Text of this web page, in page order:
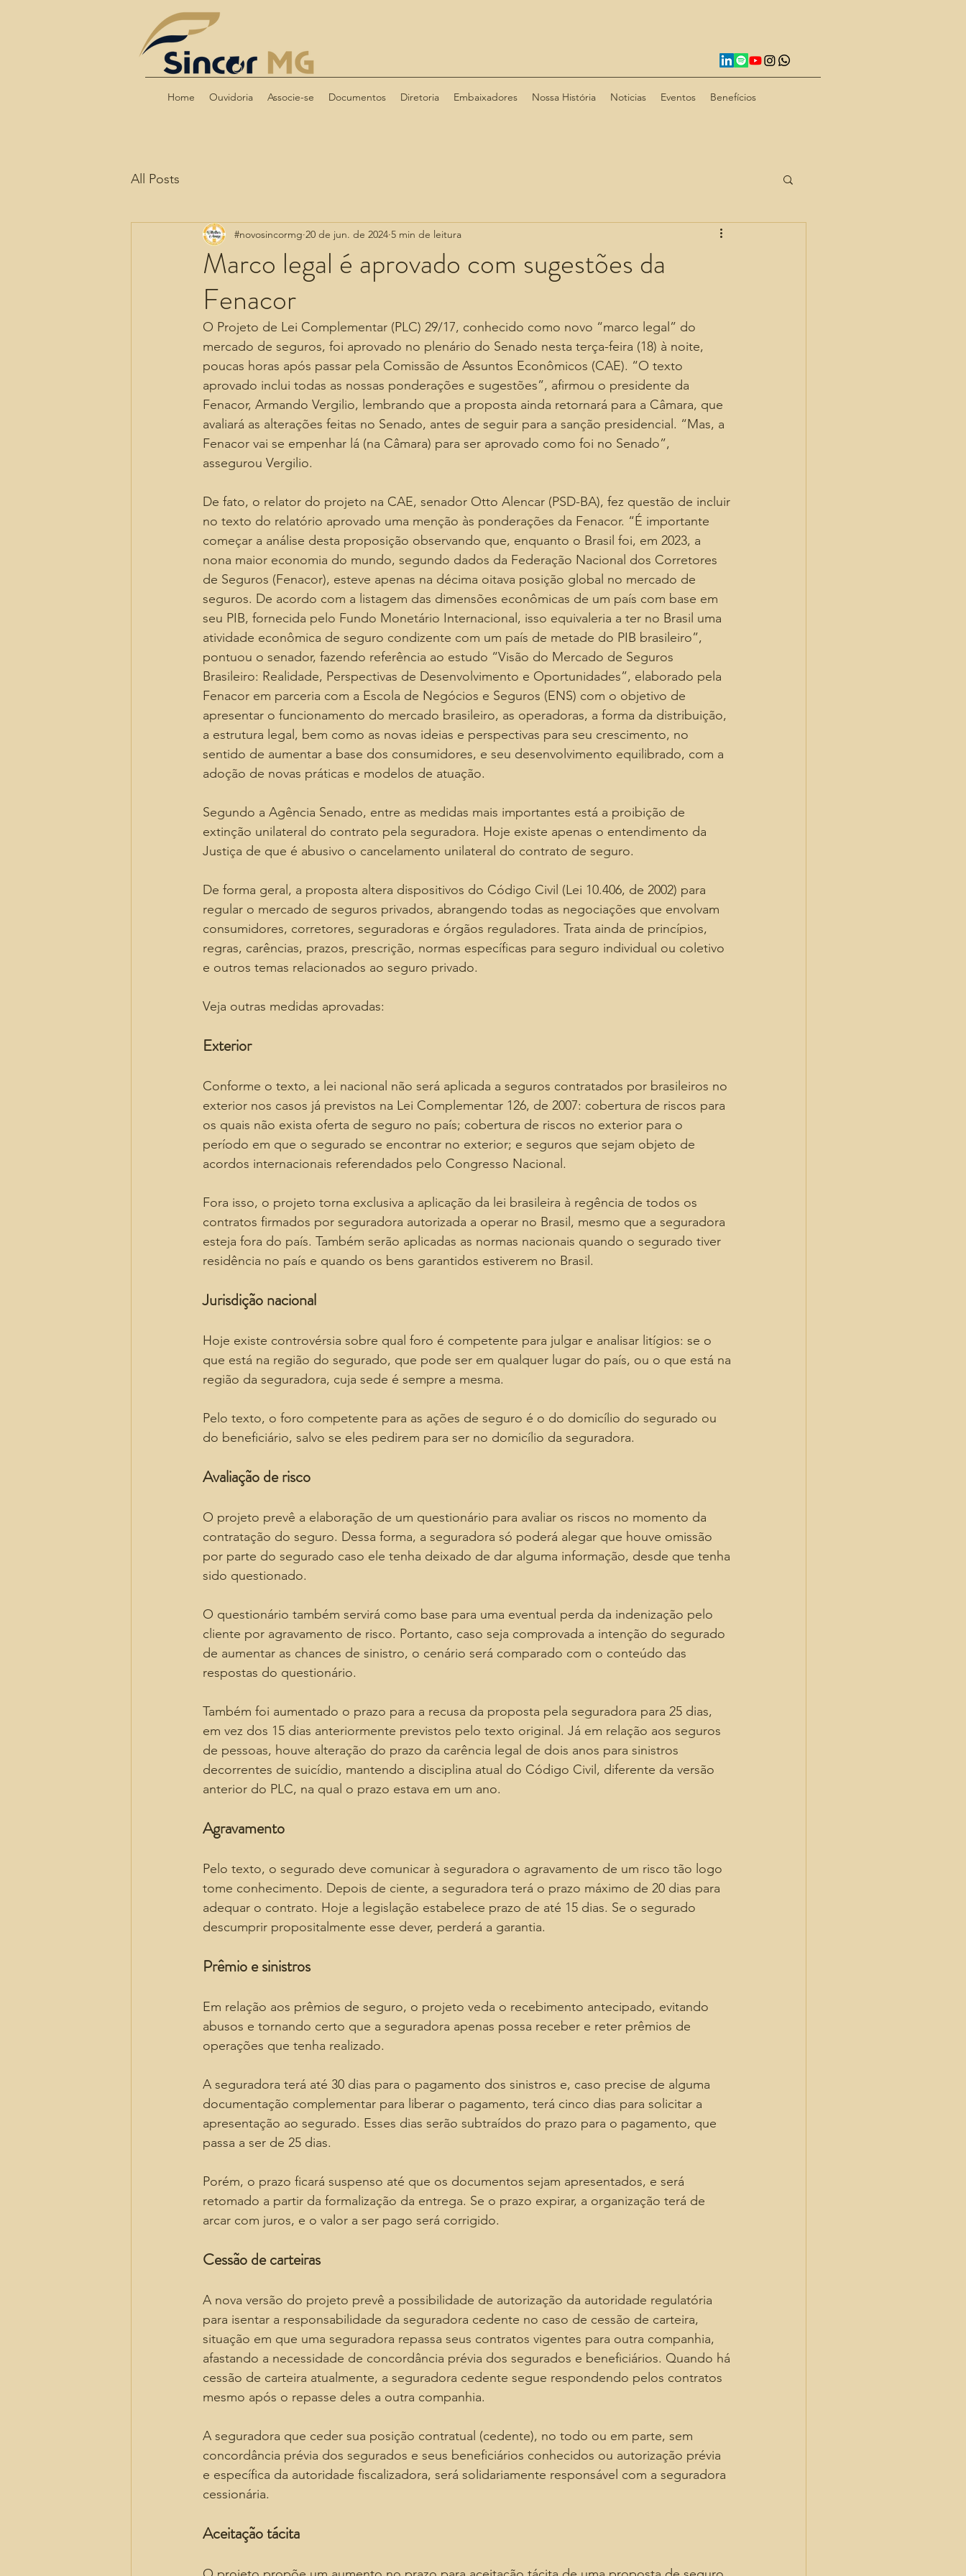
Home Ouvidoria Associe-se Documentos Diretoria Embaixadores Nossa História Noticias Eventos Benefícios
All Posts
Marco legal é aprovado com sugestões da
Fenacor
#novosincormg 20 de jun. de 2024 5 min de leitura
O Projeto de Lei Complementar (PLC) 29/17, conhecido como novo “marco legal” do
mercado de seguros, foi aprovado no plenário do Senado nesta terça-feira (18) à noite,
poucas horas após passar pela Comissão de Assuntos Econômicos (CAE). “O texto
aprovado inclui todas as nossas ponderações e sugestões”, afirmou o presidente da
Fenacor, Armando Vergilio, lembrando que a proposta ainda retornará para a Câmara, que
avaliará as alterações feitas no Senado, antes de seguir para a sanção presidencial. “Mas, a
Fenacor vai se empenhar lá (na Câmara) para ser aprovado como foi no Senado”,
assegurou Vergilio.
De fato, o relator do projeto na CAE, senador Otto Alencar (PSD-BA), fez questão de incluir
no texto do relatório aprovado uma menção às ponderações da Fenacor. “É importante
começar a análise desta proposição observando que, enquanto o Brasil foi, em 2023, a
nona maior economia do mundo, segundo dados da Federação Nacional dos Corretores
de Seguros (Fenacor), esteve apenas na décima oitava posição global no mercado de
seguros. De acordo com a listagem das dimensões econômicas de um país com base em
seu PIB, fornecida pelo Fundo Monetário Internacional, isso equivaleria a ter no Brasil uma
atividade econômica de seguro condizente com um país de metade do PIB brasileiro”,
pontuou o senador, fazendo referência ao estudo “Visão do Mercado de Seguros
Brasileiro: Realidade, Perspectivas de Desenvolvimento e Oportunidades”, elaborado pela
Fenacor em parceria com a Escola de Negócios e Seguros (ENS) com o objetivo de
apresentar o funcionamento do mercado brasileiro, as operadoras, a forma da distribuição,
a estrutura legal, bem como as novas ideias e perspectivas para seu crescimento, no
sentido de aumentar a base dos consumidores, e seu desenvolvimento equilibrado, com a
adoção de novas práticas e modelos de atuação.
Segundo a Agência Senado, entre as medidas mais importantes está a proibição de
extinção unilateral do contrato pela seguradora. Hoje existe apenas o entendimento da
Justiça de que é abusivo o cancelamento unilateral do contrato de seguro.
De forma geral, a proposta altera dispositivos do Código Civil (Lei 10.406, de 2002) para
regular o mercado de seguros privados, abrangendo todas as negociações que envolvam
consumidores, corretores, seguradoras e órgãos reguladores. Trata ainda de princípios,
regras, carências, prazos, prescrição, normas específicas para seguro individual ou coletivo
e outros temas relacionados ao seguro privado.
Veja outras medidas aprovadas:
Exterior
Conforme o texto, a lei nacional não será aplicada a seguros contratados por brasileiros no
exterior nos casos já previstos na Lei Complementar 126, de 2007: cobertura de riscos para
os quais não exista oferta de seguro no país; cobertura de riscos no exterior para o
período em que o segurado se encontrar no exterior; e seguros que sejam objeto de
acordos internacionais referendados pelo Congresso Nacional.
Fora isso, o projeto torna exclusiva a aplicação da lei brasileira à regência de todos os
contratos firmados por seguradora autorizada a operar no Brasil, mesmo que a seguradora
esteja fora do país. Também serão aplicadas as normas nacionais quando o segurado tiver
residência no país e quando os bens garantidos estiverem no Brasil.
Jurisdição nacional
Hoje existe controvérsia sobre qual foro é competente para julgar e analisar litígios: se o
que está na região do segurado, que pode ser em qualquer lugar do país, ou o que está na
região da seguradora, cuja sede é sempre a mesma.
Pelo texto, o foro competente para as ações de seguro é o do domicílio do segurado ou
do beneficiário, salvo se eles pedirem para ser no domicílio da seguradora.
Avaliação de risco
O projeto prevê a elaboração de um questionário para avaliar os riscos no momento da
contratação do seguro. Dessa forma, a seguradora só poderá alegar que houve omissão
por parte do segurado caso ele tenha deixado de dar alguma informação, desde que tenha
sido questionado.
O questionário também servirá como base para uma eventual perda da indenização pelo
cliente por agravamento de risco. Portanto, caso seja comprovada a intenção do segurado
de aumentar as chances de sinistro, o cenário será comparado com o conteúdo das
respostas do questionário.
Também foi aumentado o prazo para a recusa da proposta pela seguradora para 25 dias,
em vez dos 15 dias anteriormente previstos pelo texto original. Já em relação aos seguros
de pessoas, houve alteração do prazo da carência legal de dois anos para sinistros
decorrentes de suicídio, mantendo a disciplina atual do Código Civil, diferente da versão
anterior do PLC, na qual o prazo estava em um ano.
Agravamento
Pelo texto, o segurado deve comunicar à seguradora o agravamento de um risco tão logo
tome conhecimento. Depois de ciente, a seguradora terá o prazo máximo de 20 dias para
adequar o contrato. Hoje a legislação estabelece prazo de até 15 dias. Se o segurado
descumprir propositalmente esse dever, perderá a garantia.
Prêmio e sinistros
Em relação aos prêmios de seguro, o projeto veda o recebimento antecipado, evitando
abusos e tornando certo que a seguradora apenas possa receber e reter prêmios de
operações que tenha realizado.
A seguradora terá até 30 dias para o pagamento dos sinistros e, caso precise de alguma
documentação complementar para liberar o pagamento, terá cinco dias para solicitar a
apresentação ao segurado. Esses dias serão subtraídos do prazo para o pagamento, que
passa a ser de 25 dias.
Porém, o prazo ficará suspenso até que os documentos sejam apresentados, e será
retomado a partir da formalização da entrega. Se o prazo expirar, a organização terá de
arcar com juros, e o valor a ser pago será corrigido.
Cessão de carteiras
A nova versão do projeto prevê a possibilidade de autorização da autoridade regulatória
para isentar a responsabilidade da seguradora cedente no caso de cessão de carteira,
situação em que uma seguradora repassa seus contratos vigentes para outra companhia,
afastando a necessidade de concordância prévia dos segurados e beneficiários. Quando há
cessão de carteira atualmente, a seguradora cedente segue respondendo pelos contratos
mesmo após o repasse deles a outra companhia.
A seguradora que ceder sua posição contratual (cedente), no todo ou em parte, sem
concordância prévia dos segurados e seus beneficiários conhecidos ou autorização prévia
e específica da autoridade fiscalizadora, será solidariamente responsável com a seguradora
cessionária.
Aceitação tácita